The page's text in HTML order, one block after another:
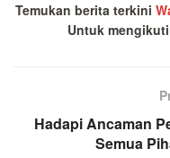
Temukan berita terkini
Untuk
Hadapi Ancaman
Semua